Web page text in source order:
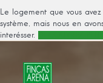
Le logement que vous
système, mais nous en
interésser.